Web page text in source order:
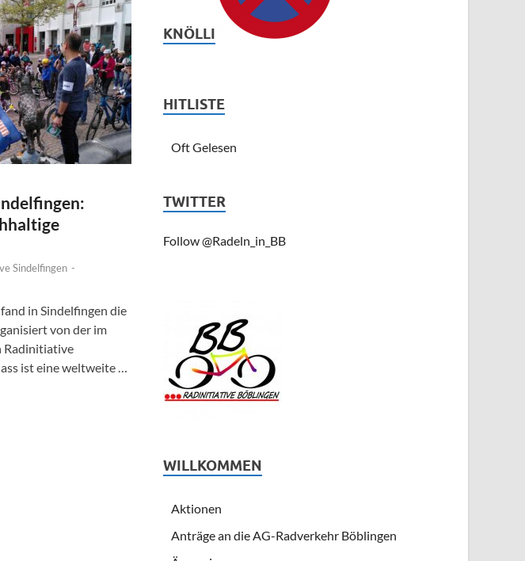
Sindelfingen -
in Sindelfingen die
von der im
Radinitiative
ist eine weltweite …
KNÖLLI
HITLISTE
Oft Gelesen
TWITTER
Follow @Radeln_in_BB
WILLKOMMEN
Aktionen
Anträge an die AG-Radverkehr Böblingen